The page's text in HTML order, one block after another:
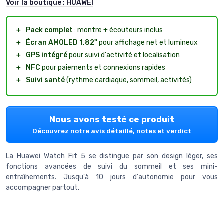
Voir la boutique : HUAWEI
＋ Pack complet : montre + écouteurs inclus
＋
Écran AMOLED 1,82''pour affichage net et lumineux
＋
GPS intégrépour suivi d'activité et localisation
＋
NFC pour paiements et connexions rapides
＋
Suivi santé(rythme cardiaque, sommeil, activités)
Nous avons testé ce produit
Découvrez notre avis détaillé, notes et verdict
La Huawei Watch Fit 5 se distingue par son design léger, ses
fonctions avancées de suivi du sommeil et ses mini-
entraînements. Jusqu'à 10 jours d'autonomie pour vous
accompagner partout.